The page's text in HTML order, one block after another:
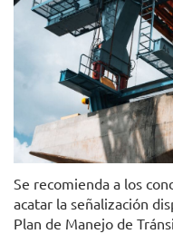
Se recomienda a los
acatar la señalización
Plan de Manejo de